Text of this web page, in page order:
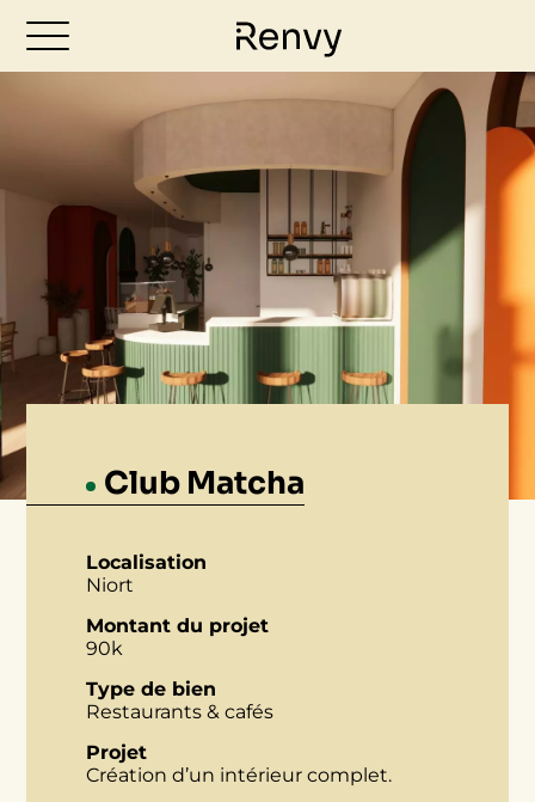
Club Matcha
Localisation
Niort
Montant du projet
90k
Type de bien
Restaurants & cafés
Projet
Création d’un intérieur complet.